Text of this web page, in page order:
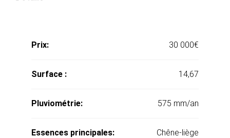
Prix: 30 000€
Surface : 14,67
Pluviométrie: 575 mm/an
Essences principales: Chêne-liège